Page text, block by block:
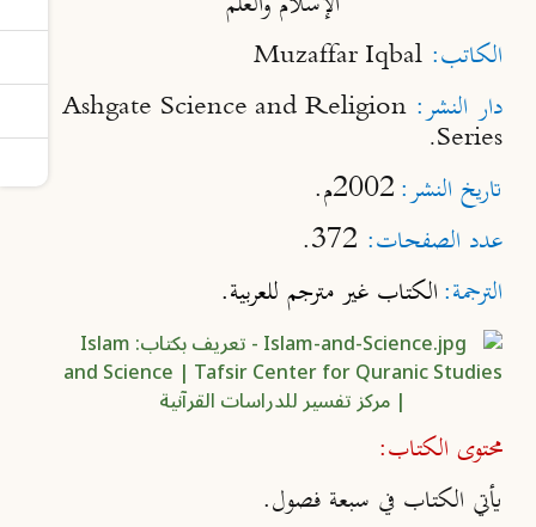
الكاتب: Muzaffar Iqbal
دار النشر:Ashgate Science and Religion
Series.
تاريخ النشر:2002م.
عدد الصفحات: 372.
الترجمة:الكتاب غير مترجم للعربية.
محتوى الكتاب:
يأتي الكتاب في سبعة فصول.